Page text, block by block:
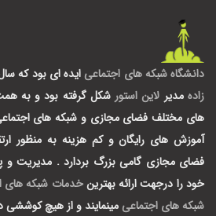
دانشگاه شبکه های اجتماعی ایده ای بود که
زاده مدیر لاین استور شکل گرفته بود و به
های مختلف فضای مجازی و شبکه های اجتماعی
آموزش های رایگان و کم هزینه به منظور
فضای مجازی گامی بزرگ بردارد . مدیریت و
خود را درجهت ارائه بهترینخدمات شبکه های
شبکه های اجتماعی مینمایند و از هیچ کوششی